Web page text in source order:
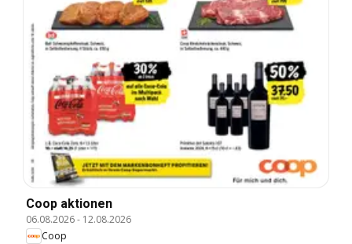
Coop aktionen
06.08.2026- 12.08.2026
Coop